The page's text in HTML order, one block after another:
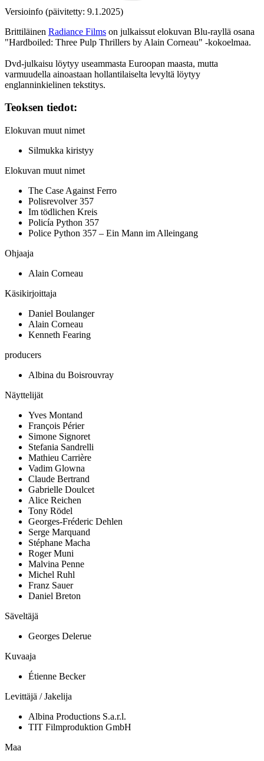
Versioinfo (päivitetty: 9.1.2025)
Brittiläinen Radiance Films on julkaissut elokuvan Blu‑rayllä osana
"Hardboiled: Three Pulp Thrillers by Alain Corneau" ‑kokoelmaa.
Dvd‑julkaisu löytyy useammasta Euroopan maasta, mutta
varmuudella ainoastaan hollantilaiselta levyltä löytyy
englanninkielinen tekstitys.
Teoksen tiedot:
Elokuvan muut nimet
Silmukka kiristyy
Elokuvan muut nimet
The Case Against Ferro
Polisrevolver 357
Im tödlichen Kreis
Policía Python 357
Police Python 357 – Ein Mann im Alleingang
Ohjaaja
Alain Corneau
Käsikirjoittaja
Daniel Boulanger
Alain Corneau
Kenneth Fearing
producers
Albina du Boisrouvray
Näyttelijät
Yves Montand
François Périer
Simone Signoret
Stefania Sandrelli
Mathieu Carrière
Vadim Glowna
Claude Bertrand
Gabrielle Doulcet
Alice Reichen
Tony Rödel
Georges-Fréderic Dehlen
Serge Marquand
Stéphane Macha
Roger Muni
Malvina Penne
Michel Ruhl
Franz Sauer
Daniel Breton
Säveltäjä
Georges Delerue
Kuvaaja
Étienne Becker
Levittäjä / Jakelija
Albina Productions S.a.r.l.
TIT Filmproduktion GmbH
Maa